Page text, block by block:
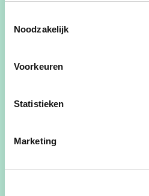
Noodzakelijk
Voorkeuren
Statistieken
Marketing
pers: MEI 2025